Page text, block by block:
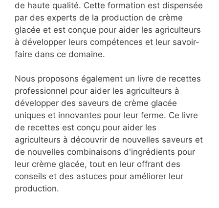
de haute qualité. Cette formation est dispensée
par des experts de la production de crème
glacée et est conçue pour aider les agriculteurs
à développer leurs compétences et leur savoir-
faire dans ce domaine.
Nous proposons également un livre de recettes
professionnel pour aider les agriculteurs à
développer des saveurs de crème glacée
uniques et innovantes pour leur ferme. Ce livre
de recettes est conçu pour aider les
agriculteurs à découvrir de nouvelles saveurs et
de nouvelles combinaisons d'ingrédients pour
leur crème glacée, tout en leur offrant des
conseils et des astuces pour améliorer leur
production.